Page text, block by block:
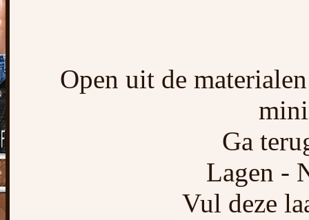
Open uit de
Ga
Lagen -
Vul deze